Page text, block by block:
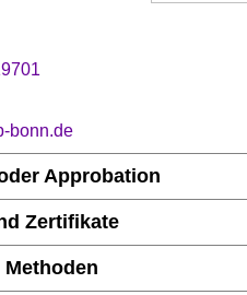
bonn.de
Approbation
Zertifikate